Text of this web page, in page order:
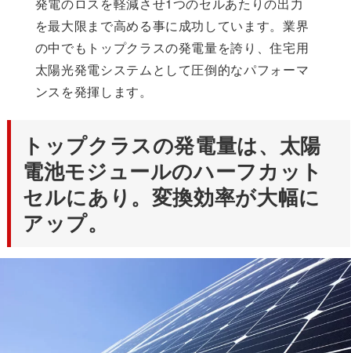
を最大限まで高める事に成功しています。業界
の中でもトップクラスの発電量を誇り、住宅用
太陽光発電システムとして圧倒的なパフォーマ
ンスを発揮します。
トップクラスの発電量は、太陽
電池モジュールのハーフカット
セルにあり。変換効率が大幅に
アップ。